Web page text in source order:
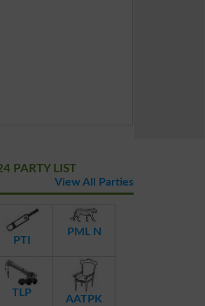
PARTY LIST
View All Parties
PTI
PML N
TLP
AATPK